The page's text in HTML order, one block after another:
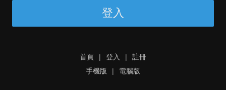
登入
首頁 | 登入 |
註冊
手機版
| 電腦版